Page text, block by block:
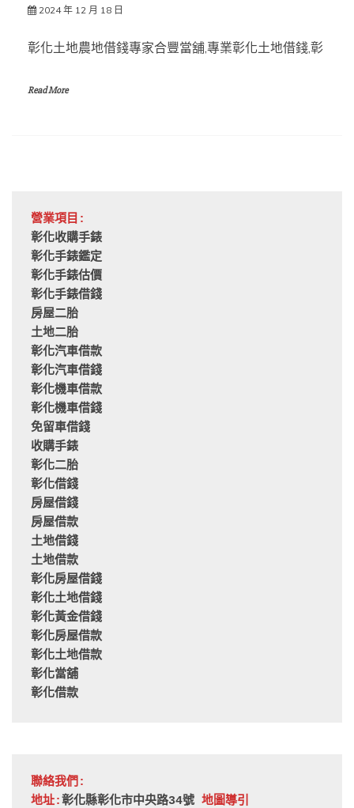
2024 年 12 月 18 日
彰化土地農地借錢專家合豐當舖,專業彰化土地借錢,彰
Read More
營業項目:
彰化收購手錶
彰化手錶鑑定
彰化手錶估價
彰化手錶借錢
房屋二胎
土地二胎
彰化汽車借款
彰化汽車借錢
彰化機車借款
彰化機車借錢
免留車借錢
收購手錶
彰化二胎
彰化借錢
房屋借錢
房屋借款
土地借錢
土地借款
彰化房屋借錢
彰化土地借錢
彰化黃金借錢
彰化房屋借款
彰化土地借款
彰化當舖
彰化借款
聯絡我們:
地址:彰化縣彰化市中央路34號 地圖導引